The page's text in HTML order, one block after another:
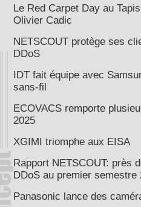
Le Red Carpet Day au
Olivier Cadic
NETSCOUT protège ses
DDoS
IDT fait équipe avec
sans-fil
ECOVACS remporte
2025
XGIMI triomphe aux EISA
Rapport NETSCOUT: près
DDoS au premier semestre
Panasonic lance des